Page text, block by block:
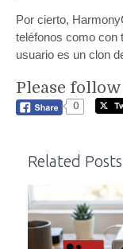
Por cierto,
teléfonos como con
usuario es un clon
Please
0
Related Posts